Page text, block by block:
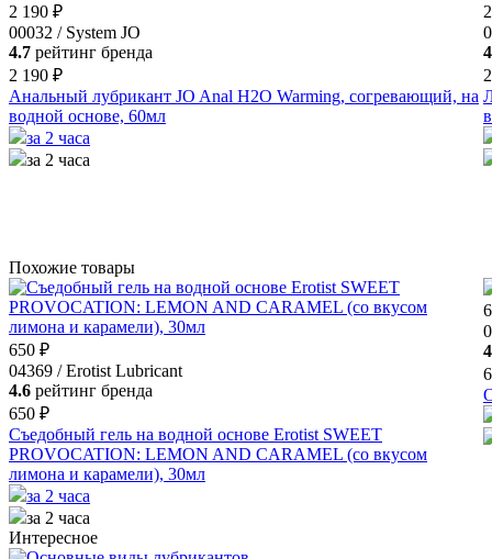
2 190 ₽
00032 / System JO
4.7 рейтинг бренда
2 190 ₽
Анальный лубрикант JO Anal H2O Warming, согревающий, на
водной основе, 60мл
за 2 часа
за 2 часа
Похожие товары
650 ₽
04369 / Erotist Lubricant
4.6 рейтинг бренда
650 ₽
Съедобный гель на водной основе Erotist SWEET
PROVOCATION: LEMON AND CARAMEL (со вкусом
лимона и карамели), 30мл
за 2 часа
за 2 часа
Интересное